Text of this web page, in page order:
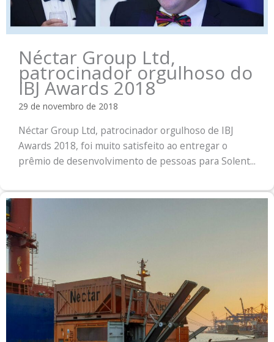
Néctar Group Ltd,
patrocinador orgulhoso do
IBJ Awards 2018
29 de novembro de 2018
Néctar Group Ltd, patrocinador orgulhoso de IBJ
Awards 2018, foi muito satisfeito ao entregar o
prêmio de desenvolvimento de pessoas para Solent...